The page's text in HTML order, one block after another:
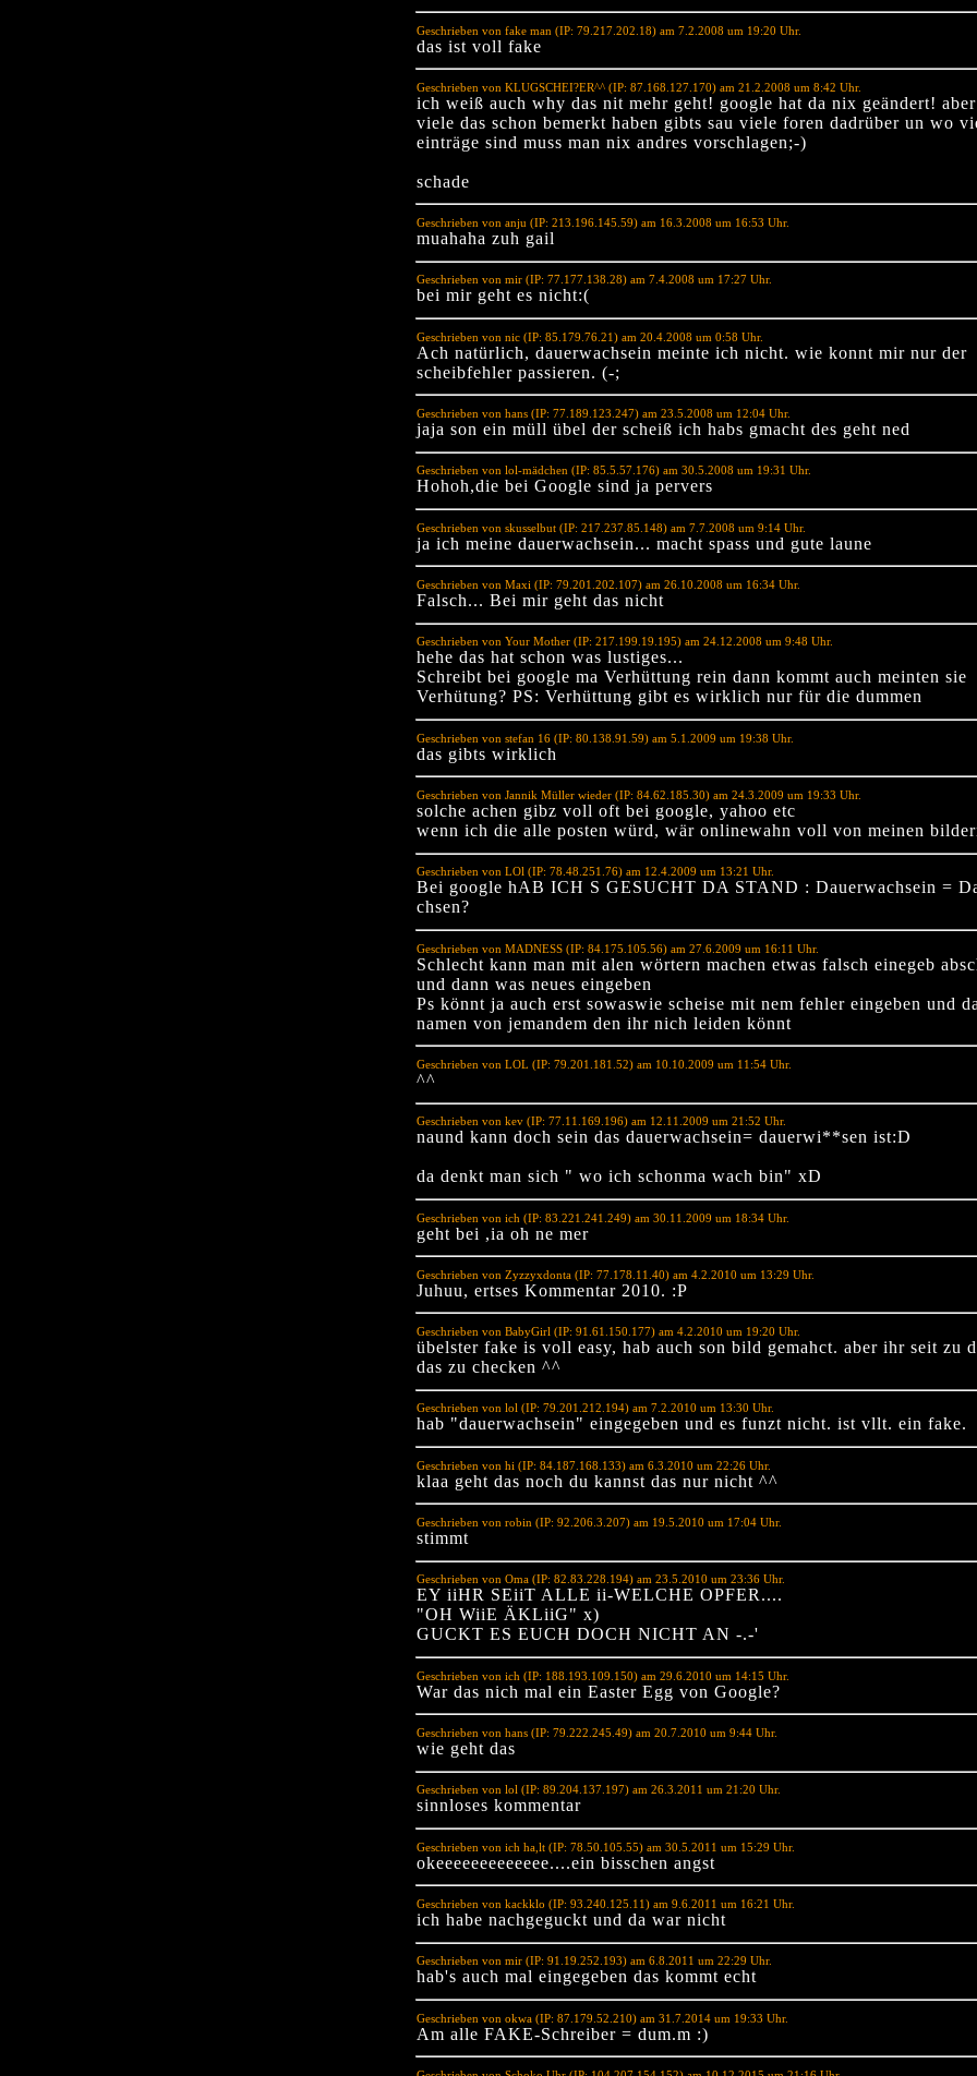
Geschrieben von fake man (IP: 79.217.202.18) am 7.2.2008 um 19:20 Uhr.
das ist voll fake
Geschrieben von KLUGSCHEI?ER^^ (IP: 87.168.127.170) am 21.2.2008 um 8:42 Uhr.
ich weiß auch why das nit mehr geht! google hat da nix geändert!
viele das schon bemerkt haben gibts sau viele foren dadrüber un wo
einträge sind muss man nix andres vorschlagen;-)
schade
Geschrieben von anju (IP: 213.196.145.59) am 16.3.2008 um 16:53 Uhr.
muahaha zuh gail
Geschrieben von mir (IP: 77.177.138.28) am 7.4.2008 um 17:27 Uhr.
bei mir geht es nicht:(
Geschrieben von nic (IP: 85.179.76.21) am 20.4.2008 um 0:58 Uhr.
Ach natürlich, dauerwachsein meinte ich nicht. wie konnt mir nur der
scheibfehler passieren. (-;
Geschrieben von hans (IP: 77.189.123.247) am 23.5.2008 um 12:04 Uhr.
jaja son ein müll übel der scheiß ich habs gmacht des geht ned
Geschrieben von lol-mädchen (IP: 85.5.57.176) am 30.5.2008 um 19:31 Uhr.
Hohoh,die bei Google sind ja pervers
Geschrieben von skusselbut (IP: 217.237.85.148) am 7.7.2008 um 9:14 Uhr.
ja ich meine dauerwachsein... macht spass und gute laune
Geschrieben von Maxi (IP: 79.201.202.107) am 26.10.2008 um 16:34 Uhr.
Falsch... Bei mir geht das nicht
Geschrieben von Your Mother (IP: 217.199.19.195) am 24.12.2008 um 9:48 Uhr.
hehe das hat schon was lustiges...
Schreibt bei google ma Verhüttung rein dann kommt auch meinten sie
Verhütung? PS: Verhüttung gibt es wirklich nur für die dummen
Geschrieben von stefan 16 (IP: 80.138.91.59) am 5.1.2009 um 19:38 Uhr.
das gibts wirklich
Geschrieben von Jannik Müller wieder (IP: 84.62.185.30) am 24.3.2009 um 19:33 Uhr.
solche achen gibz voll oft bei google, yahoo etc
wenn ich die alle posten würd, wär onlinewahn voll von meinen
Geschrieben von LOl (IP: 78.48.251.76) am 12.4.2009 um 13:21 Uhr.
Bei google hAB ICH S GESUCHT DA STAND : Dauerwachsein =
chsen?
Geschrieben von MADNESS (IP: 84.175.105.56) am 27.6.2009 um 16:11 Uhr.
Schlecht kann man mit alen wörtern machen etwas falsch einegeb
und dann was neues eingeben
Ps könnt ja auch erst sowaswie scheise mit nem fehler eingeben und
namen von jemandem den ihr nich leiden könnt
Geschrieben von LOL (IP: 79.201.181.52) am 10.10.2009 um 11:54 Uhr.
^^
Geschrieben von kev (IP: 77.11.169.196) am 12.11.2009 um 21:52 Uhr.
naund kann doch sein das dauerwachsein= dauerwi**sen ist:D
da denkt man sich " wo ich schonma wach bin" xD
Geschrieben von ich (IP: 83.221.241.249) am 30.11.2009 um 18:34 Uhr.
geht bei ,ia oh ne mer
Geschrieben von Zyzzyxdonta (IP: 77.178.11.40) am 4.2.2010 um 13:29 Uhr.
Juhuu, ertses Kommentar 2010. :P
Geschrieben von BabyGirl (IP: 91.61.150.177) am 4.2.2010 um 19:20 Uhr.
übelster fake is voll easy, hab auch son bild gemahct. aber ihr seit zu
das zu checken ^^
Geschrieben von lol (IP: 79.201.212.194) am 7.2.2010 um 13:30 Uhr.
hab "dauerwachsein" eingegeben und es funzt nicht. ist vllt. ein fake.
Geschrieben von hi (IP: 84.187.168.133) am 6.3.2010 um 22:26 Uhr.
klaa geht das noch du kannst das nur nicht ^^
Geschrieben von robin (IP: 92.206.3.207) am 19.5.2010 um 17:04 Uhr.
stimmt
Geschrieben von Oma (IP: 82.83.228.194) am 23.5.2010 um 23:36 Uhr.
EY iiHR SEiiT ALLE ii-WELCHE OPFER....
"OH WiiE ÄKLiiG" x)
GUCKT ES EUCH DOCH NICHT AN -.-'
Geschrieben von ich (IP: 188.193.109.150) am 29.6.2010 um 14:15 Uhr.
War das nich mal ein Easter Egg von Google?
Geschrieben von hans (IP: 79.222.245.49) am 20.7.2010 um 9:44 Uhr.
wie geht das
Geschrieben von lol (IP: 89.204.137.197) am 26.3.2011 um 21:20 Uhr.
sinnloses kommentar
Geschrieben von ich ha,lt (IP: 78.50.105.55) am 30.5.2011 um 15:29 Uhr.
okeeeeeeeeeeeee....ein bisschen angst
Geschrieben von kackklo (IP: 93.240.125.11) am 9.6.2011 um 16:21 Uhr.
ich habe nachgeguckt und da war nicht
Geschrieben von mir (IP: 91.19.252.193) am 6.8.2011 um 22:29 Uhr.
hab's auch mal eingegeben das kommt echt
Geschrieben von okwa (IP: 87.179.52.210) am 31.7.2014 um 19:33 Uhr.
Am alle FAKE-Schreiber = dum.m :)